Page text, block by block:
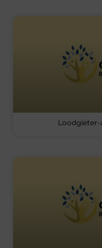
Loodgieter-